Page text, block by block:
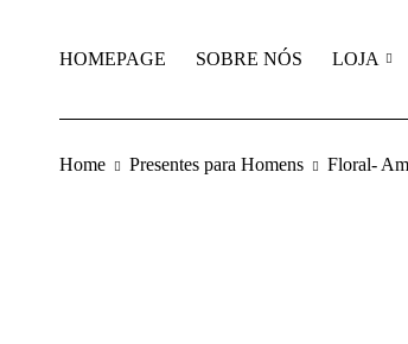
HOMEPAGE SOBRE NÓS LOJA
Home Presentes para Homens Floral-